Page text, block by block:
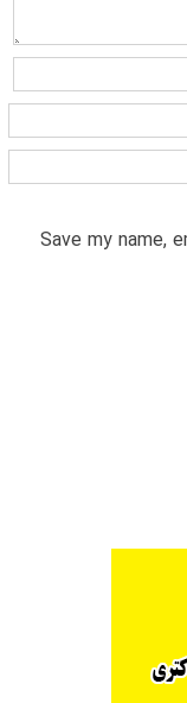
Save my name,